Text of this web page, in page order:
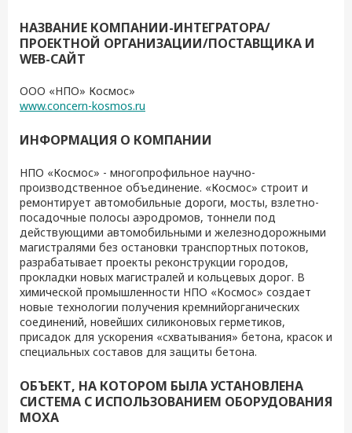
НАЗВАНИЕ КОМПАНИИ-ИНТЕГРАТОРА/
ПРОЕКТНОЙ ОРГАНИЗАЦИИ/ПОСТАВЩИКА И
WEB-САЙТ
ООО «НПО» Космос»
www.concern-kosmos.ru
ИНФОРМАЦИЯ О КОМПАНИИ
НПО «Космос» - многопрофильное научно-
производственное объединение. «Космос» строит и
ремонтирует автомобильные дороги, мосты, взлетно-
посадочные полосы аэродромов, тоннели под
действующими автомобильными и железнодорожными
магистралями без остановки транспортных потоков,
разрабатывает проекты реконструкции городов,
прокладки новых магистралей и кольцевых дорог. В
химической промышленности НПО «Космос» создает
новые технологии получения кремнийорганических
соединений, новейших силиконовых герметиков,
присадок для ускорения «схватывания» бетона, красок и
специальных составов для защиты бетона.
ОБЪЕКТ, НА КОТОРОМ БЫЛА УСТАНОВЛЕНА
СИСТЕМА С ИСПОЛЬЗОВАНИЕМ ОБОРУДОВАНИЯ
MOXA